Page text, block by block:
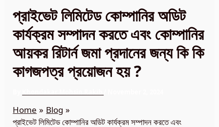
প্রাইভেট লিমিটেড কোম্পানির অডিট
কার্যক্রম সম্পাদন করতে এবং কোম্পানির
আয়কর রিটার্ন জমা প্রদানের জন্য কি কি
কাগজপত্র প্রয়োজন হয় ?
Home
Blog
প্রাইভেট লিমিটেড কোম্পানির অডিট কার্যক্রম সম্পাদন করতে এবং